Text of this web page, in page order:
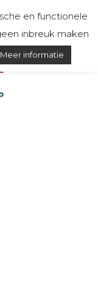
en functionele
inbreuk maken
Meer informatie